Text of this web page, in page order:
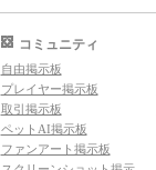
コミュニティ
自由掲示板
プレイヤー掲示板
取引掲示板
ペットAI掲示板
ファンアート掲示板